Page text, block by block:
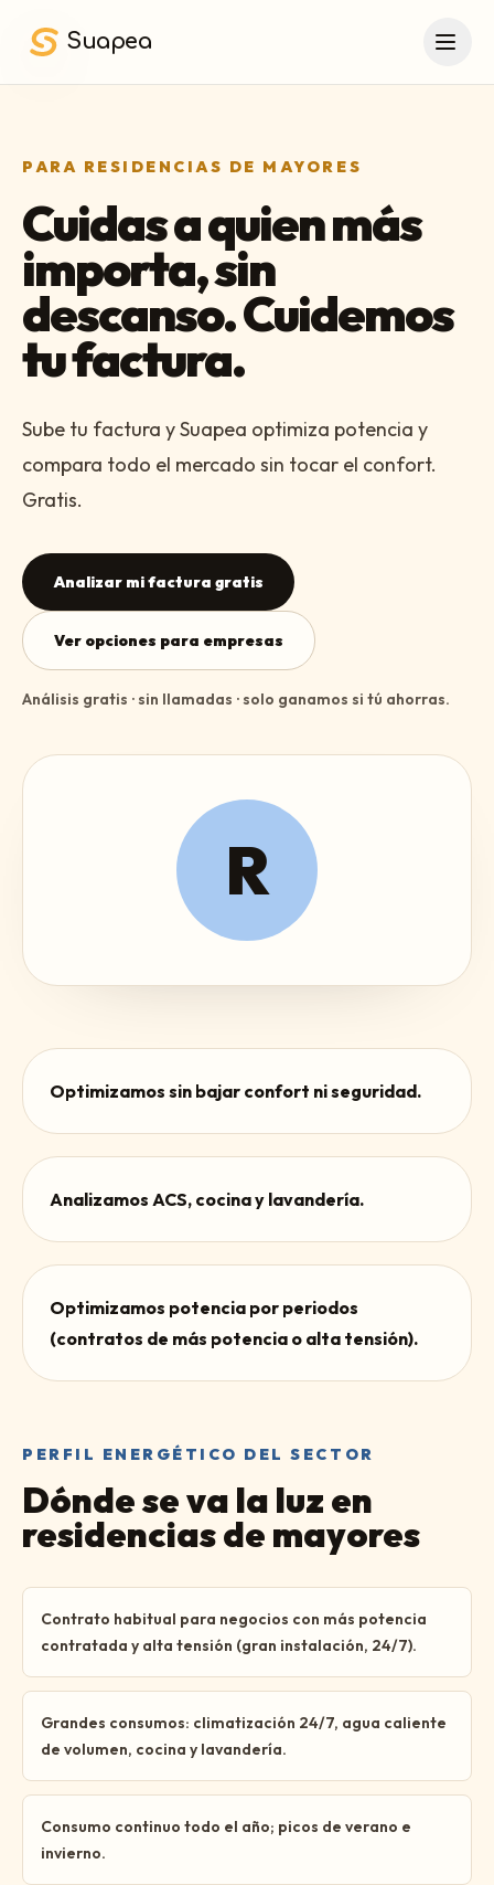
Suapea
PARA RESIDENCIAS DE MAYORES
Cuidas a quien más
importa, sin
descanso. Cuidemos
tu factura.
Sube tu factura y Suapea optimiza potencia y
compara todo el mercado sin tocar el confort.
Gratis.
Analizar mi factura gratis
Ver opciones para empresas
Análisis gratis · sin llamadas · solo ganamos si tú ahorras.
R
Optimizamos sin bajar confort ni seguridad.
Analizamos ACS, cocina y lavandería.
Optimizamos potencia por periodos
(contratos de más potencia o alta tensión).
PERFIL ENERGÉTICO DEL SECTOR
Dónde se va la luz en
residencias de mayores
Contrato habitual para negocios con más potencia
contratada y alta tensión (gran instalación, 24/7).
Grandes consumos: climatización 24/7, agua caliente
de volumen, cocina y lavandería.
Consumo continuo todo el año; picos de verano e
invierno.